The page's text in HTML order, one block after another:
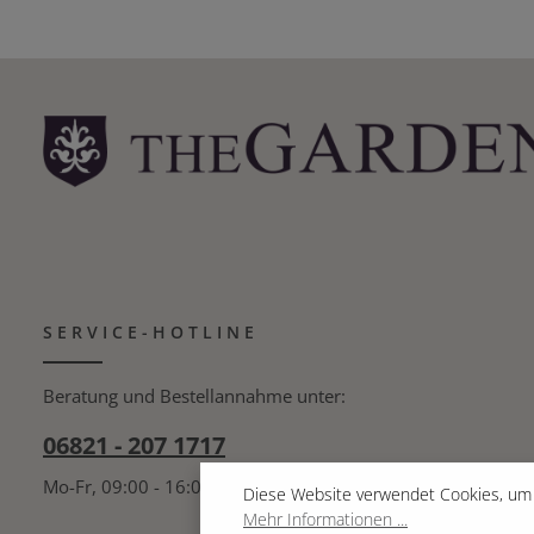
SERVICE-HOTLINE
Beratung und Bestellannahme unter:
06821 - 207 1717
Mo-Fr, 09:00 - 16:00 UhrDiese Website verwendet Cookies,
Mehr Informationen ...